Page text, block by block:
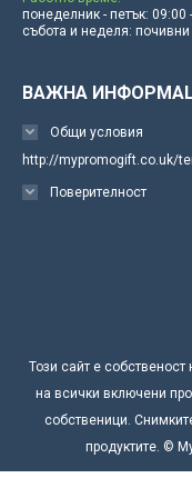
понеделник - петък: 09:00
събота и неделя:
ВАЖНА
Общи условия
http://mypromogift.co.uk/
Поверителност
Този сайт е
на всички включени
собственици.
продуктите. ©